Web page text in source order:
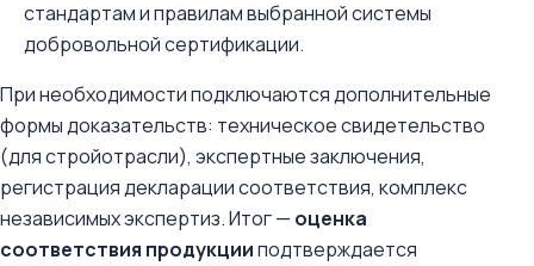
стандартам и правилам выбранной системы
добровольной сертификации.
При необходимости подключаются дополнительные
формы доказательств: техническое свидетельство
(для стройотрасли), экспертные заключения,
регистрация декларации соответствия, комплекс
независимых экспертиз. Итог — оценка
соответствия продукцииподтверждается